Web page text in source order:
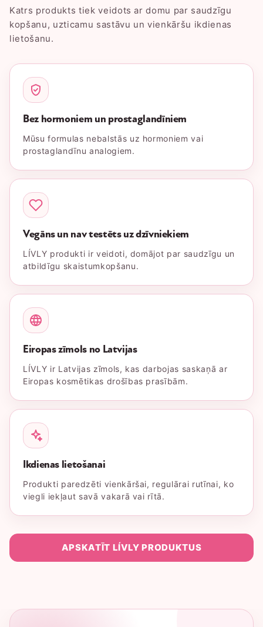
Katrs produkts tiek veidots ar domu par saudzīgu
kopšanu, uzticamu sastāvu un vienkāršu ikdienas
lietošanu.
Bez hormoniem un prostaglandīniem
Mūsu formulas nebalstās uz hormoniem vai
prostaglandīnu analogiem.
Vegāns un nav testēts uz dzīvniekiem
LÍVLY produkti ir veidoti, domājot par saudzīgu un
atbildīgu skaistumkopšanu.
Eiropas zīmols no Latvijas
LÍVLY ir Latvijas zīmols, kas darbojas saskaņā ar
Eiropas kosmētikas drošības prasībām.
Ikdienas lietošanai
Produkti paredzēti vienkāršai, regulārai rutīnai, ko
viegli iekļaut savā vakarā vai rītā.
APSKATĪT LÍVLY PRODUKTUS